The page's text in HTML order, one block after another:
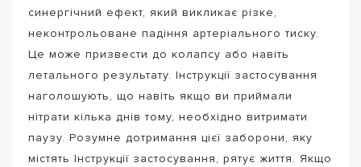
синергічний ефект, який викликає різке,
неконтрольоване падіння артеріального тиску.
Це може призвести до колапсу або навіть
летального результату. Інструкції застосування
наголошують, що навіть якщо ви приймали
нітрати кілька днів тому, необхідно витримати
паузу. Розумне дотримання цієї заборони, яку
містять Інструкції застосування, рятує життя. Якщо